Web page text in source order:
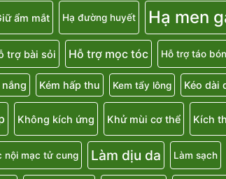
ẩm mắt Hạ đường huyết Hạ men
trợ bài sỏi Hỗ trợ mọc tóc Hỗ trợ táo bón
Kém hấp thu Kem tẩy lông Kéo dài
Không kích ứng Khử mùi cơ thể Kích
nội mạc tử cung Làm dịu da Làm sạch